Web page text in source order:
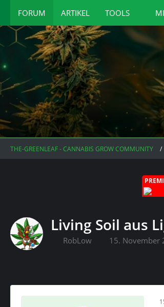
FORUM ARTIKEL TOOLS
THE-GREENLEAF - CANNABIS GROW COMMUNITY
Living Soil aus
RobLow 15. November